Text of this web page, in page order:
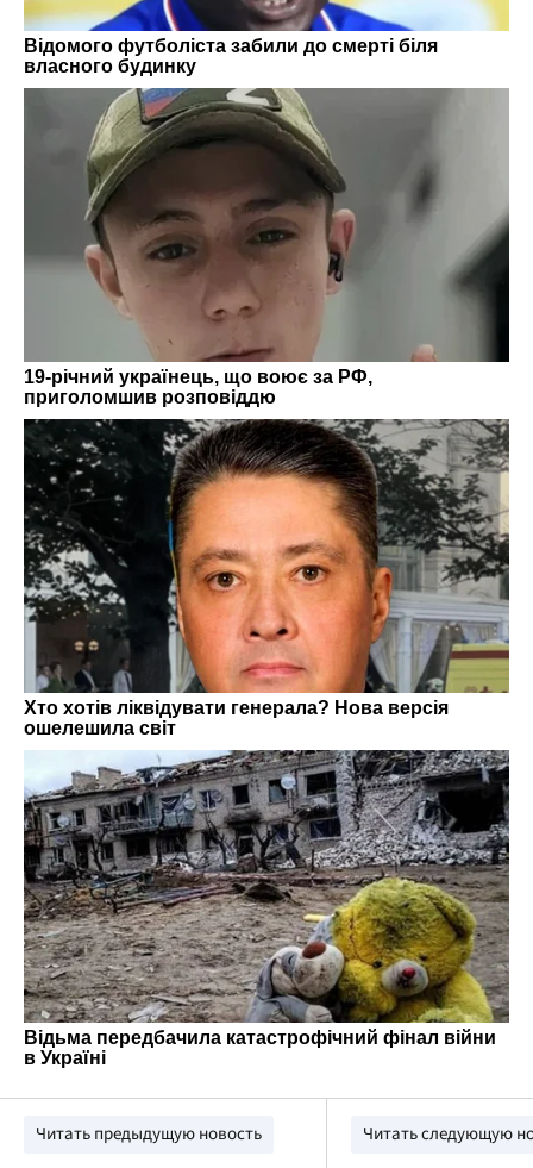
Читать предыдущую новость Читать следующую